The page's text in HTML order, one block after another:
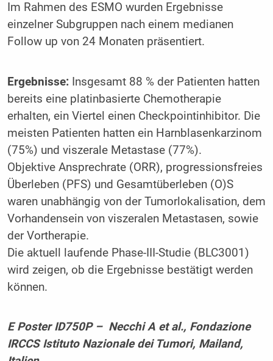
Im Rahmen des ESMO wurden Ergebnisse
einzelner Subgruppen nach einem medianen
Follow up von 24 Monaten präsentiert.
Ergebnisse:Insgesamt 88 % der Patienten hatten
bereits eine platinbasierte Chemotherapie
erhalten, ein Viertel einen Checkpointinhibitor. Die
meisten Patienten hatten ein Harnblasenkarzinom
(75%) und viszerale Metastase (77%).
Objektive Ansprechrate (ORR), progressionsfreies
Überleben (PFS) und Gesamtüberleben (O)S
waren unabhängig von der Tumorlokalisation, dem
Vorhandensein von viszeralen Metastasen, sowie
der Vortherapie.
Die aktuell laufende Phase-III-Studie (BLC3001)
wird zeigen, ob die Ergebnisse bestätigt werden
können.
E PosterID750P – Necchi A et al., Fondazione
IRCCS Istituto Nazionale dei Tumori, Mailand,